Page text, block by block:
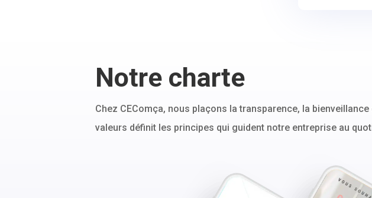
Notre charte
Chez CEComça, nous plaçons la transparence, la
valeurs définit les principes qui guident notre entreprise au